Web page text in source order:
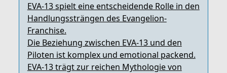
EVA-13 spielt eine entscheidende Rolle in den
Handlungssträngen des Evangelion-
Franchise.
Die Beziehung zwischen EVA-13 und den
Piloten ist komplex und emotional packend.
EVA-13 trägt zur reichen Mythologie von